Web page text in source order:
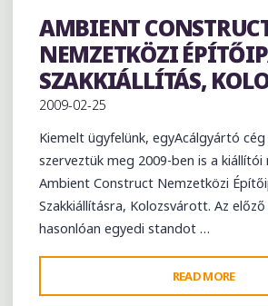
Exhibition
AMBIENT
NEMZETKÖZI
SZAKKIÁLLÍTÁS,
2009-02-25
Kiemelt ügyfelünk, egyAcálgyártó
szerveztük meg 2009-ben is a kiállítói
Ambient Construct Nemzetközi
Szakkiállításra, Kolozsvárott. Az előző
hasonlóan egyedi standot …
READ MORE